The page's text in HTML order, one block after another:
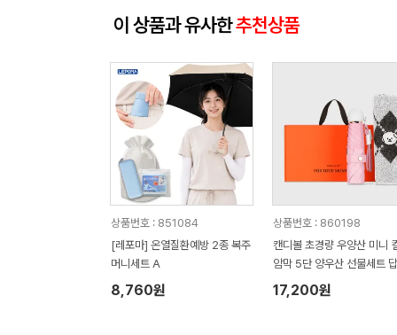
이 상품과 유사한추천상품
상품번호 : 851084
[레포마] 온열질환예방 2종 복주
머니세트 A
8,760원
상품번호 : 860198
캔디볼 초경량 우양산 미니
암막 5단 양우산 선물세트
품+무한타올세트 푸들이
50g 수건세트
17,200원